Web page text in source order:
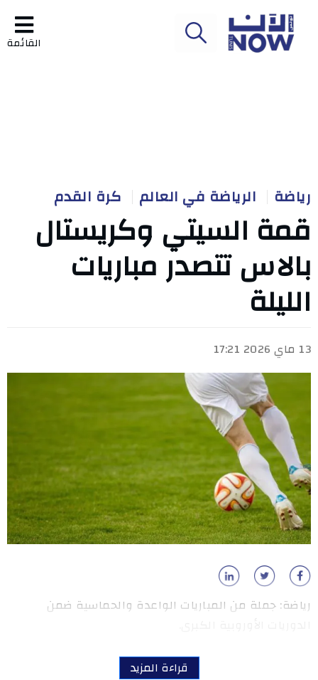
القائمة
رياضة الرياضة في العالم كرة القدم
قمة السيتي وكريستال
بالاس تتصدر مباريات
الليلة
13 ماي 2026 17:21
رياضة: جملة من المباريات الواعدة والحماسية ضمن
قراءة المزيد